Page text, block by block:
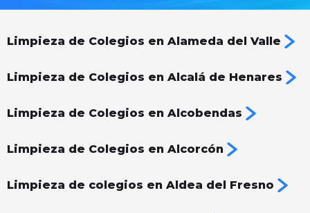
Limpieza de Colegios en Alameda del Valle
Limpieza de Colegios en Alcalá de Henares
Limpieza de Colegios en Alcobendas
Limpieza de Colegios en Alcorcón
Limpieza de colegios en Aldea del Fresno